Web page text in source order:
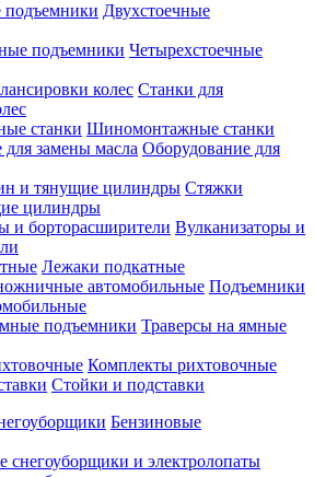
Двухстоечные
Четырехстоечные
Станки для
Шиномонтажные станки
Оборудование для
Стяжки
цилиндры
Вулканизаторы и
Лежаки подкатные
Подъемники
Траверсы на ямные
Комплекты рихтовочные
Стойки и подставки
Бензиновые